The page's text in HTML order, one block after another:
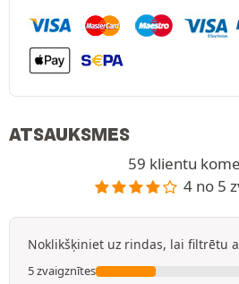
ATSAUKSMES
59 klientu
4 no 5
Noklikšķiniet uz rindas, lai filtrētu
5 zvaigznītes